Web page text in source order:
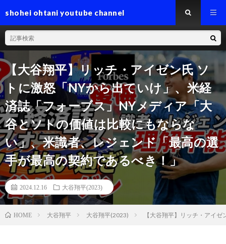
shohei ohtani youtube channel
【大谷翔平】リッチ・アイゼン氏 ソ
トに激怒「NYから出ていけ」、米経
済誌「フォーブス」NYメディア「大
谷とソトの価値は比較にもならな
い」、米識者、レジェンド「最高の選
手が最高の契約であるべき！」
2024.12.16 大谷翔平(2023)
HOME 大谷翔平 大谷翔平(2023) 【大谷翔平】リッチ・アイ